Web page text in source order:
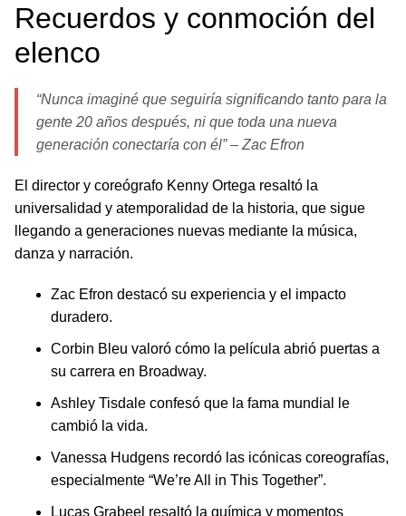
Recuerdos y conmoción del
elenco
“Nunca imaginé que seguiría significando tanto para la
gente 20 años después, ni que toda una nueva
generación conectaría con él” – Zac Efron
El director y coreógrafo Kenny Ortega resaltó la
universalidad y atemporalidad de la historia, que sigue
llegando a generaciones nuevas mediante la música,
danza y narración.
Zac Efron destacó su experiencia y el impacto
duradero.
Corbin Bleu valoró cómo la película abrió puertas a
su carrera en Broadway.
Ashley Tisdale confesó que la fama mundial le
cambió la vida.
Vanessa Hudgens recordó las icónicas coreografías,
especialmente “We’re All in This Together”.
Lucas Grabeel resaltó la química y momentos